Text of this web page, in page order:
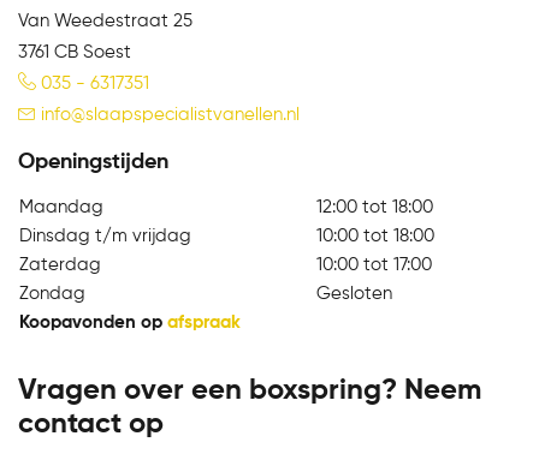
Van Weedestraat 25
3761 CB Soest
035 - 6317351
info@slaapspecialistvanellen.nl
Openingstijden
Maandag
12:00 tot 18:00
Dinsdag t/m vrijdag
10:00 tot 18:00
Zaterdag
10:00 tot 17:00
Zondag
Gesloten
Koopavonden op afspraak
Vragen over een boxspring? Neem
contact op